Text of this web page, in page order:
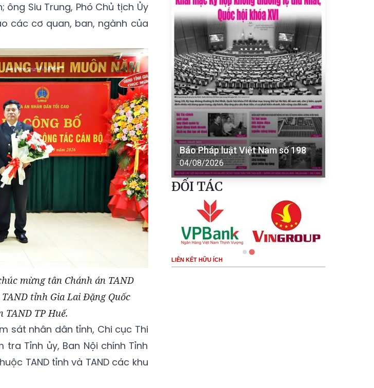
ông Siu Trung, Phó Chủ tịch Ủy
các cơ quan, ban, ngành của
mừng tân Chánh án TAND
tỉnh Gia Lai Đặng Quốc
TP Huế.
sát nhân dân tỉnh, Chi cục Thi
Tỉnh ủy, Ban Nội chính Tỉnh
TAND tỉnh và TAND các khu
Báo Pháp luật Việt Nam số 198
04/08/2026
ĐỐI TÁC
LIÊN KẾT HỮU ÍCH